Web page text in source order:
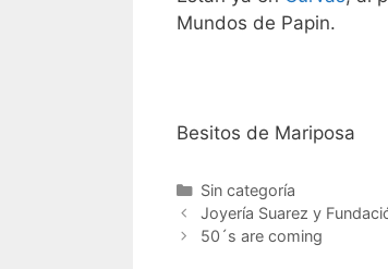
Mundos de Papin.
Besitos de Mariposa
Categorías
Sin categoría
Navegación
de
Joyería Suarez y
50´s are coming